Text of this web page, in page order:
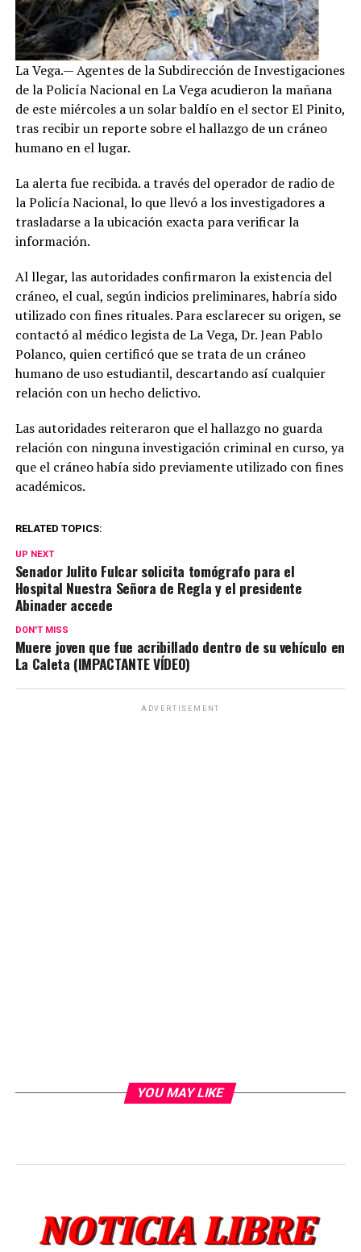
La Vega.— Agentes de la Subdirección de Investigaciones
de la Policía Nacional en La Vega acudieron la mañana
de este miércoles a un solar baldío en el sector El Pinito,
tras recibir un reporte sobre el hallazgo de un cráneo
humano en el lugar.
La alerta fue recibida. a través del operador de radio de
la Policía Nacional, lo que llevó a los investigadores a
trasladarse a la ubicación exacta para verificar la
información.
Al llegar, las autoridades confirmaron la existencia del
cráneo, el cual, según indicios preliminares, habría sido
utilizado con fines rituales. Para esclarecer su origen, se
contactó al médico legista de La Vega, Dr. Jean Pablo
Polanco, quien certificó que se trata de un cráneo
humano de uso estudiantil, descartando así cualquier
relación con un hecho delictivo.
Las autoridades reiteraron que el hallazgo no guarda
relación con ninguna investigación criminal en curso, ya
que el cráneo había sido previamente utilizado con fines
académicos.
RELATED TOPICS:
UP NEXT
Senador Julito Fulcar solicita tomógrafo para el
Hospital Nuestra Señora de Regla y el presidente
Abinader accede
DON'T MISS
Muere joven que fue acribillado dentro de su vehículo en
La Caleta (IMPACTANTE VÍDEO)
ADVERTISEMENT
YOU MAY LIKE